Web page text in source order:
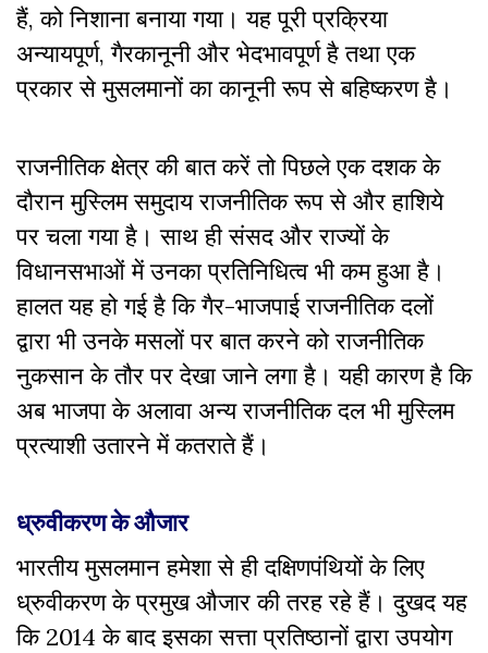
हैं, को निशाना बनाया गया। यह पूरी प्रक्रिया
अन्यायपूर्ण, गैरकानूनी और भेदभावपूर्ण है तथा एक
प्रकार से मुसलमानों का कानूनी रूप से बहिष्करण है।
राजनीतिक क्षेत्र की बात करें तो पिछले एक दशक के
दौरान मुस्लिम समुदाय राजनीतिक रूप से और हाशिये
पर चला गया है। साथ ही संसद और राज्यों के
विधानसभाओं में उनका प्रतिनिधित्व भी कम हुआ है।
हालत यह हो गई है कि गैर-भाजपाई राजनीतिक दलों
द्वारा भी उनके मसलों पर बात करने को राजनीतिक
नुकसान के तौर पर देखा जाने लगा है। यही कारण है कि
अब भाजपा के अलावा अन्य राजनीतिक दल भी मुस्लिम
प्रत्याशी उतारने में कतराते हैं।
ध्रुवीकरण के औजार
भारतीय मुसलमान हमेशा से ही दक्षिणपंथियों के लिए
ध्रुवीकरण के प्रमुख औजार की तरह रहे हैं। दुखद यह
कि 2014 के बाद इसका सत्ता प्रतिष्ठानों द्वारा उपयोग